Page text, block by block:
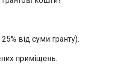
від суми гранту).
приміщень.